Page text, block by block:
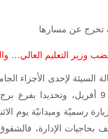
تخرج عن مسارها
لإحدى الأجزاء
الاجتماعيّة والإنسانيّة بتونس أو ما تعرف
بحاجيات الإدارة،